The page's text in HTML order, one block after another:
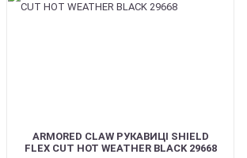
ARMORED CLAW РУКАВИЦІ SHIELD
FLEX CUT HOT WEATHER BLACK 29668